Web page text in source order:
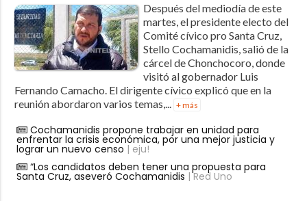
Después del mediodía de este
martes, el presidente electo del
Comité cívico pro Santa Cruz,
Stello Cochamanidis, salió de la
cárcel de Chonchocoro, donde
visitó al gobernador Luis
Fernando Camacho. El dirigente cívico explicó que en la
reunión abordaron varios temas,... + más
Cochamanidis propone trabajar en unidad para
enfrentar la crisis económica, por una mejor justicia y
lograr un nuevo censo | eju!
“Los candidatos deben tener una propuesta para
Santa Cruz, aseveró Cochamanidis | Red Uno